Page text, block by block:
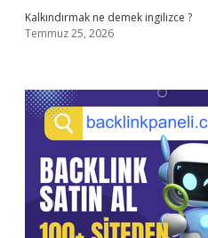
Kalkındırmak ne demek ingilizce ?
Temmuz 25, 2026